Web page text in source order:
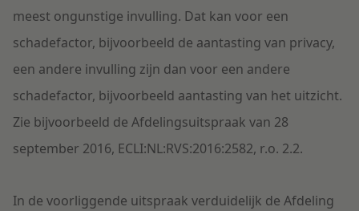
meest ongunstige invulling. Dat kan voor een
schadefactor, bijvoorbeeld de aantasting van privacy,
een andere invulling zijn dan voor een andere
schadefactor, bijvoorbeeld aantasting van het uitzicht.
Zie bijvoorbeeld de Afdelingsuitspraak van 28
september 2016, ECLI:NL:RVS:2016:2582, r.o. 2.2.
In de voorliggende uitspraak verduidelijk de Afdeling